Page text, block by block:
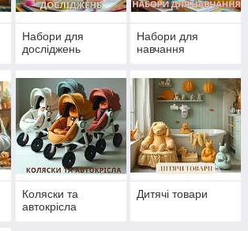
Набори для
досліджень
Набори для
навчання
Коляски та
автокрісла
Дитячі товари